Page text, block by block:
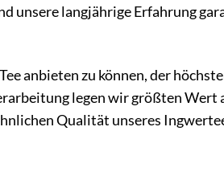
unsere langjährige Erfahrung
anbieten zu können, der
legen wir größten Wert
Qualität unseres